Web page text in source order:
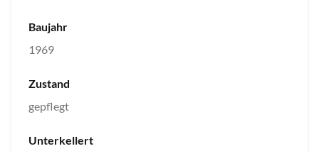
Baujahr
1969
Zustand
gepflegt
Unterkellert